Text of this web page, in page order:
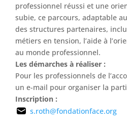
professionnel réussi et une
subie, ce parcours, adaptable
des structures partenaires,
métiers en tension, l’aide à
au monde professionnel.
Les démarches à réaliser :
Pour les professionnels de
un e-mail pour organiser la
Inscription :
s.roth@fondationface.org